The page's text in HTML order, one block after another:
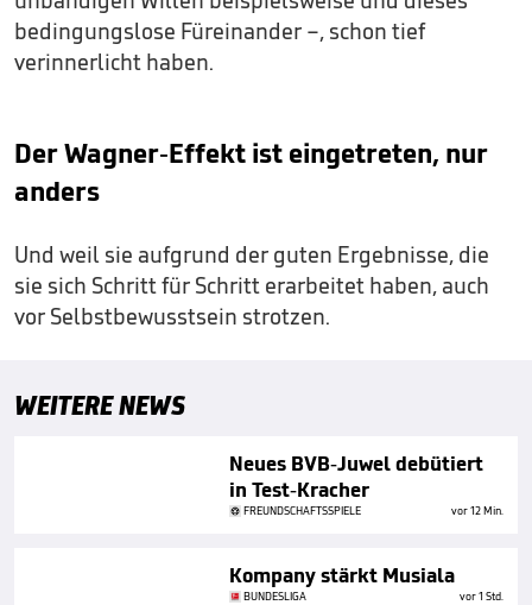
bedingungslose Füreinander –, schon tief
verinnerlicht haben.
Der Wagner-Effekt ist eingetreten, nur
anders
Und weil sie aufgrund der guten Ergebnisse, die
sie sich Schritt für Schritt erarbeitet haben, auch
vor Selbstbewusstsein strotzen.
WEITERE NEWS
Neues BVB-Juwel debütiert
in Test-Kracher
FREUNDSCHAFTSSPIELE vor 12 Min.
Kompany stärkt Musiala
BUNDESLIGA vor 1 Std.